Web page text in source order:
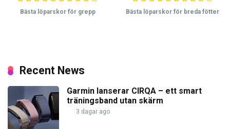
Bästa löparskor för grepp Bästa löparskor för breda fötter
Recent News
Garmin lanserar CIRQA – ett smart
träningsband utan skärm
3 dagar ago